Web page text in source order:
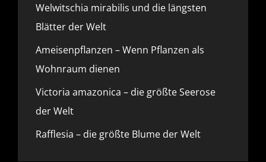
Welwitschia mirabilis und die längsten
Blätter der Welt
Ameisenpflanzen – Wenn Pflanzen als
Wohnraum dienen
Victoria amazonica – die größte Seerose
der Welt
Rafflesia – die größte Blume der Welt